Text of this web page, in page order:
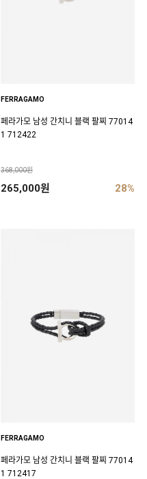
FERRAGAMO
페라가모 남성 간치니 블랙 팔찌 77014
1 712422
368,000원
265,000원 28%
FERRAGAMO
페라가모 남성 간치니 블랙 팔찌 77014
1 712417